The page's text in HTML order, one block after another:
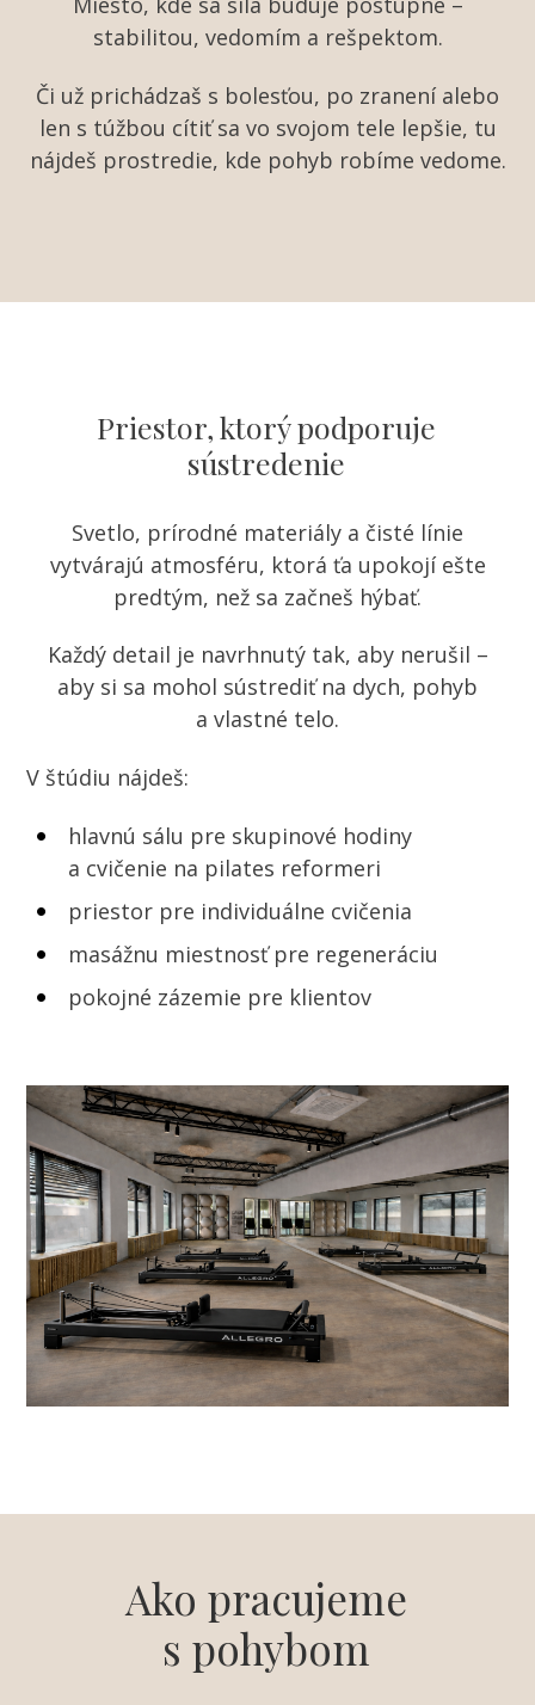
stabilitou, vedomím a rešpektom.
Či už prichádzaš s bolesťou, po zranení alebo
len s túžbou cítiť sa vo svojom tele lepšie, tu
nájdeš prostredie, kde pohyb robíme vedome.
Priestor, ktorý podporuje
sústredenie
Svetlo, prírodné materiály a čisté línie
vytvárajú atmosféru, ktorá ťa upokojí ešte
predtým, než sa začneš hýbať.
Každý detail je navrhnutý tak, aby nerušil –
aby si sa mohol sústrediť na dych, pohyb
a vlastné telo.
V štúdiu nájdeš:
hlavnú sálu pre skupinové hodiny
a cvičenie na pilates reformeri
priestor pre individuálne cvičenia
masážnu miestnosť pre regeneráciu
pokojné zázemie pre klientov
Ako pracujeme
s pohybom